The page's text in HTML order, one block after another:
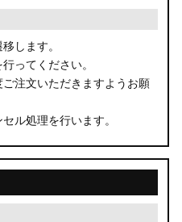
します。
ってください。
注文いただきますようお願
ル処理を行います。